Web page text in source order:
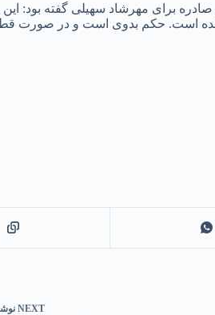
جزییات حکم صادره برای مهرشاد سهیلی گفته بود:
شده است. حکم بدوی است و در صورت
NEXT